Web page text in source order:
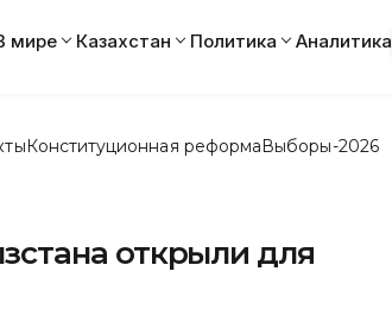
мире Казахстан Политика Аналитика
Конституционная реформаВыборы-2026
открыли для